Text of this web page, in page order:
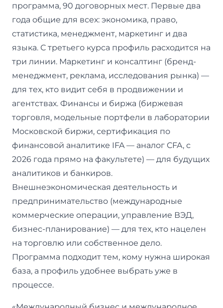
программа, 90 договорных мест. Первые два
года общие для всех: экономика, право,
статистика, менеджмент, маркетинг и два
языка. С третьего курса профиль расходится на
три линии. Маркетинг и консалтинг (бренд-
менеджмент, реклама, исследования рынка) —
для тех, кто видит себя в продвижении и
агентствах. Финансы и биржа (биржевая
торговля, модельные портфели в лаборатории
Московской биржи, сертификация по
финансовой аналитике IFA — аналог CFA, с
2026 года прямо на факультете) — для будущих
аналитиков и банкиров.
Внешнеэкономическая деятельность и
предпринимательство (международные
коммерческие операции, управление ВЭД,
бизнес-планирование) — для тех, кто нацелен
на торговлю или собственное дело.
Программа подходит тем, кому нужна широкая
база, а профиль удобнее выбрать уже в
процессе.